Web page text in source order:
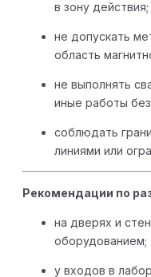
в зону действия;
не допускать
область
не выполнять
иные работы
соблюдать
линиями или
Рекомендации по
на дверях и
оборудованием;
у входов в